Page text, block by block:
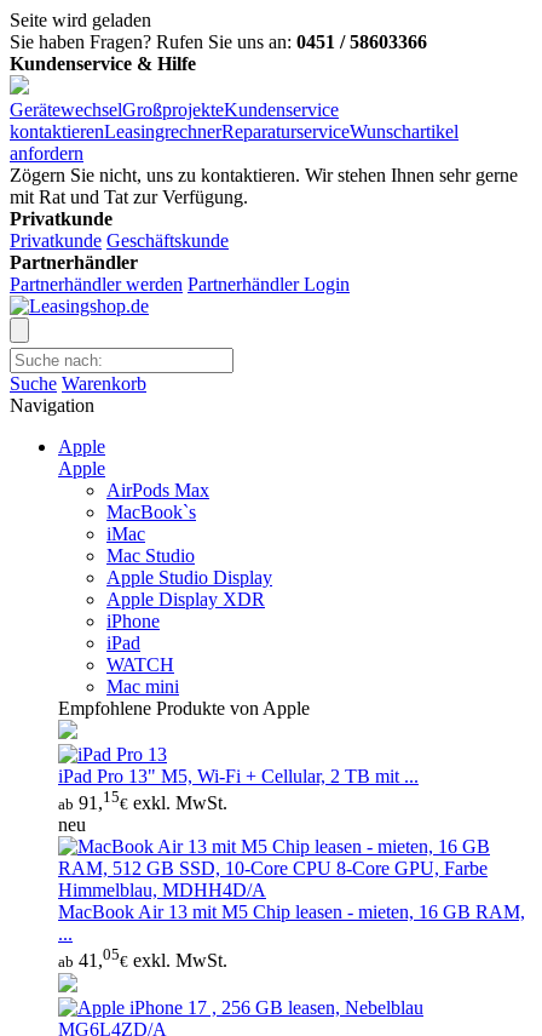
Seite wird geladen
Sie haben Fragen? Rufen Sie uns an: 0451 / 58603366
Kundenservice & Hilfe
GerätewechselGroßprojekteKundenservice
kontaktierenLeasingrechnerReparaturserviceWunschartikel
anfordern
Zögern Sie nicht, uns zu kontaktieren. Wir stehen Ihnen sehr gerne
mit Rat und Tat zur Verfügung.
Privatkunde
Privatkunde Geschäftskunde
Partnerhändler
Partnerhändler werden Partnerhändler Login
Suche Warenkorb
Navigation
Apple
Apple
AirPods Max
MacBook`s
iMac
Mac Studio
Apple Studio Display
Apple Display XDR
iPhone
iPad
WATCH
Mac mini
Empfohlene Produkte von Apple
iPad Pro 13" M5, Wi‑Fi + Cellular, 2 TB mit ...
ab 91,15€ exkl. MwSt.
neu
MacBook Air 13 mit M5 Chip leasen - mieten, 16 GB RAM,
...
ab 41,05€ exkl. MwSt.